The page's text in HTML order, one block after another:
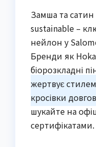
Замша та
sustainable –
нейлон у
Бренди як
біорозкладні
жертвує
кросівки
шукайте на
сертифікатами.